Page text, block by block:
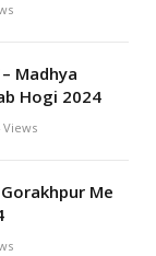
– Madhya
Hogi 2024
Views
Gorakhpur Me